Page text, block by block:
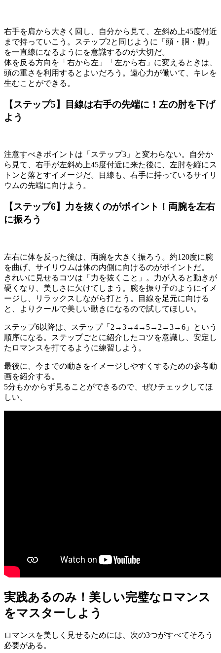
右手を肩から大きく回し、自分から見て、左斜め上45度付近
まで持っていこう。ステップ2と同じように「頭・胴・脚」
を一直線になるようにを意識するのが大切だ。
体を反る方向を「右から左」「左から右」に変えるときは、
頭の重さを利用するとよいだろう。遠心力が働いて、キレを
生むことができる。
【ステップ5】目線は右手の先端に！左の肘を下げ
よう
注意すべきポイントは「ステップ3」と変わらない。自分か
ら見て、右手が左斜め上45度付近に来た後に、左肘を縦にス
トンと落とすイメージだ。目線も、右手に持っているサイリ
ウムの先端に向けよう。
【ステップ6】力を抜くのがポイント！両腕を左右
に振ろう
左右に体を反った後は、両腕を大きく振ろう。約120度に腕
を曲げ、サイリウムは体の内側に向けるのがポイントだ。
きれいに見せるコツは「力を抜くこと」。力が入ると動きが
硬くなり、美しさに欠けてしまう。腕を振り子のようにイメ
ージし、リラックスしながら打とう。目線を足元に向ける
と、よりクールで美しい動きになるので試してほしい。
ステップ6以降は、ステップ「2→3→4→5→2→3→6」という
順序になる。ステップごとに紹介したコツを意識し、安定し
たロマンスを打てるように練習しよう。
最後に、今までの動きをイメージしやすくするための参考動
画を紹介する。
5分もかからず見ることができるので、ぜひチェックしてほ
しい。
実践あるのみ！美しい完璧なロマンス
をマスターしよう
ロマンスを美しく見せるためには、次の3つがすべてそろう
必要がある。